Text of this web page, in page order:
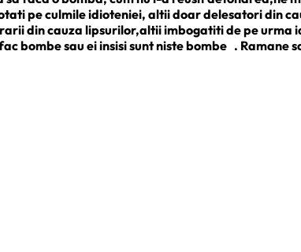
pe culmile idioteniei, altii doar delesatori din
din cauza lipsurilor,altii imbogatiti de pe urma
bombe sau ei insisi sunt niste bombe . Ramane